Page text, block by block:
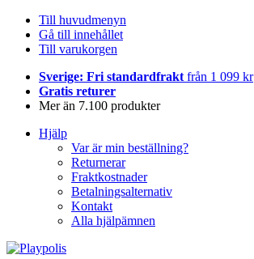
Till huvudmenyn
Gå till innehållet
Till varukorgen
Sverige: Fri standardfrakt från 1 099 kr
Gratis returer
Mer än 7.100 produkter
Hjälp
Var är min beställning?
Returnerar
Fraktkostnader
Betalningsalternativ
Kontakt
Alla hjälpämnen